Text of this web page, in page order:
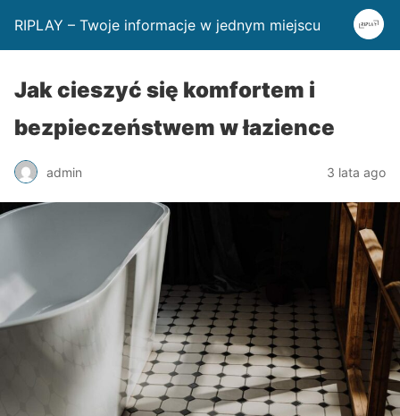
RIPLAY – Twoje informacje w jednym miejscu
Jak cieszyć się komfortem i
bezpieczeństwem w łazience
admin 3 lata ago